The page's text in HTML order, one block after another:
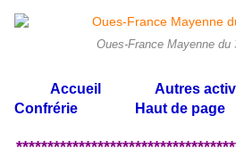
Oues-France Mayenne du
Accueil
Autres
Confrérie
Haut de page